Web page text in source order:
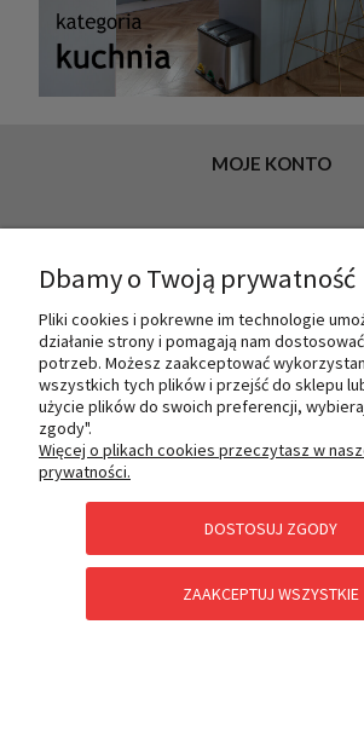
MOJE KONTO
O NAS
PŁATNOŚCI I
POMOC
Dbamy o Twoją prywatność
Pliki cookies i pokrewne im technologie
działanie strony i pomagają nam
potrzeb. Możesz zaakceptować
wszystkich tych plików i przejść do sklepu
użycie plików do swoich preferencji,
zgody".
Więcej o plikach cookies przeczytasz w
prywatności.
DOSTOSUJ ZGODY
ZAAKCEPTUJ WSZYSTKIE